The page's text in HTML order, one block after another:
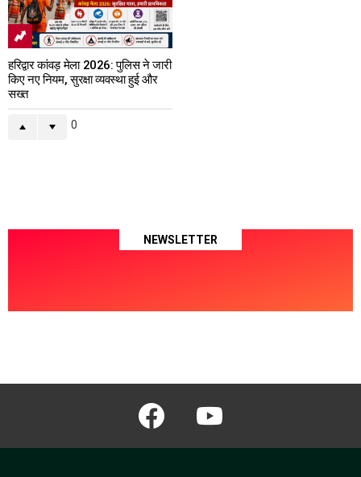
हरिद्वार कांवड़ मेला 2026: पुलिस ने जारी
किए नए नियम, सुरक्षा व्यवस्था हुई और
सख्त
0
NEWSLETTER
facebook youtube